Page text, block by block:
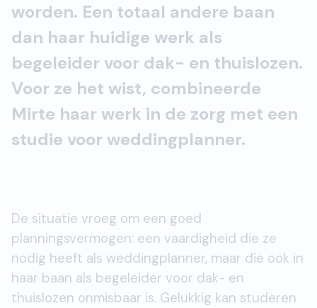
worden. Een totaal andere baan
dan haar huidige werk als
begeleider voor dak- en thuislozen.
Voor ze het wist, combineerde
Mirte haar werk in de zorg met een
studie voor weddingplanner.
De situatie vroeg om een goed
planningsvermogen: een vaardigheid die ze
nodig heeft als weddingplanner, maar die ook in
haar baan als begeleider voor dak- en
thuislozen onmisbaar is. Gelukkig kan studeren